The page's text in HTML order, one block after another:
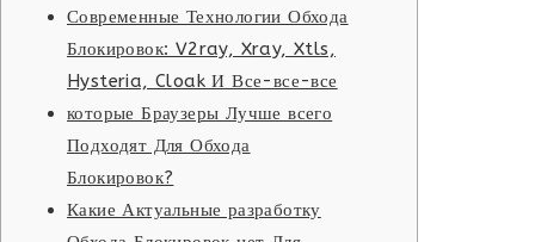
Современные Технологии Обхода
Блокировок: V2ray, Xray, Xtls,
Hysteria, Cloak И Все-все-все
которые Браузеры Лучше всего
Подходят Для Обхода
Блокировок?
Какие Актуальные разработку